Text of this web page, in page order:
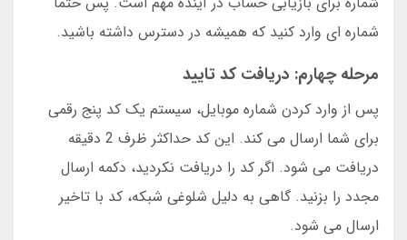
شماره ای وارد کنید که همیشه در دسترس داشته باشید.
مرحله چهارم: دریافت کد تایید
پس از وارد کردن شماره موبایل، سیستم یک کد پنج رقمی
برای شما ارسال می کند. این کد حداکثر ظرف 2 دقیقه
دریافت می شود. اگر کد را دریافت نکردید، دکمه ارسال
مجدد را بزنید. گاهی به دلیل شلوغی شبکه، کد با تاخیر
ارسال می شود.